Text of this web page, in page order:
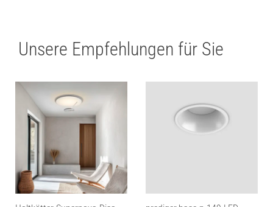
Unsere Empfehlungen für Sie